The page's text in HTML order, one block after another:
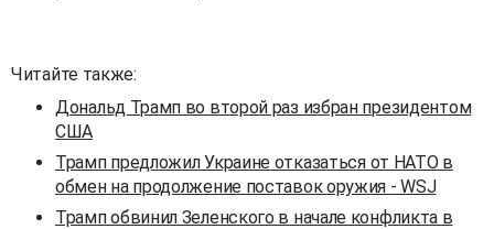
Читайте также:
Дональд Трамп во второй раз избран президентом
США
Трамп предложил Украине отказаться от НАТО в
обмен на продолжение поставок оружия - WSJ
Трамп обвинил Зеленского в начале конфликта в